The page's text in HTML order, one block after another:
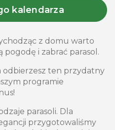
kalendarza
z domu warto
pogodę i zabrać parasol.
odbierzesz ten przydatny
programie
parasoli. Dla
przygotowaliśmy